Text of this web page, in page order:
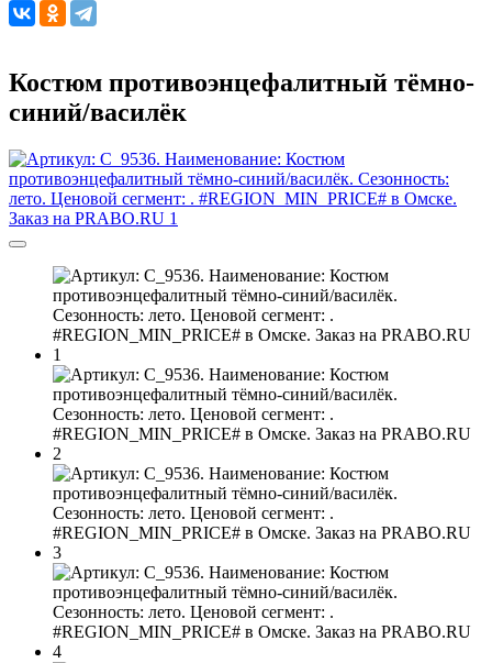
Костюм противоэнцефалитный тёмно-
синий/василёк